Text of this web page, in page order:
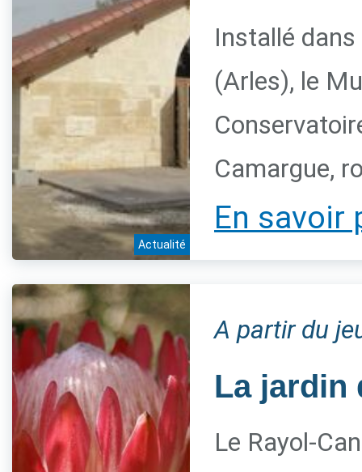
Actualité
Installé dans
(Arles), le
Camargue,
En savoir
A partir du
La jardin
Le Rayol-